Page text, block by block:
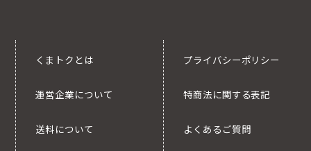
くまトクとは
運営企業について
送料について
プライバシーポリシー
特商法に関する表記
よくあるご質問